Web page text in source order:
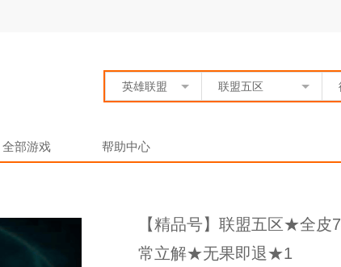
英雄联盟 联盟五区
全部游戏 帮助中心
【精品号】联盟五区★全
常立解★无果即退★1